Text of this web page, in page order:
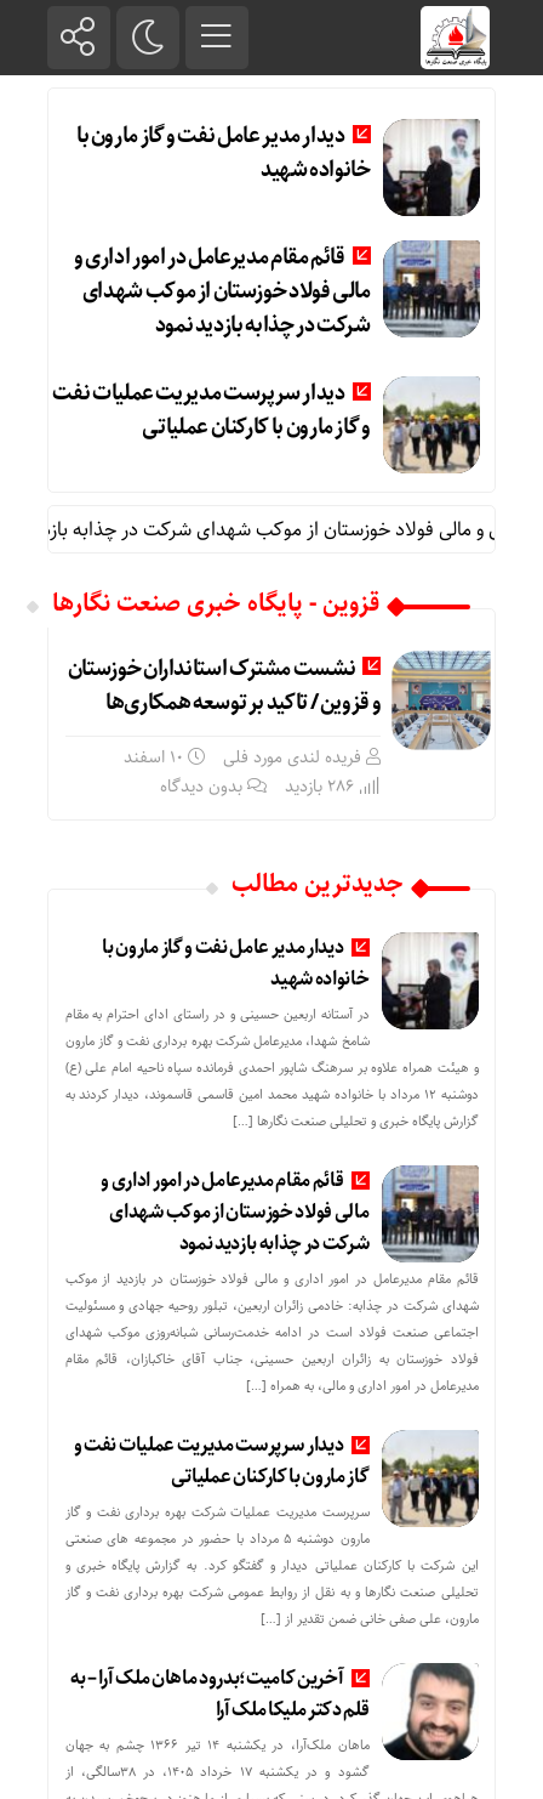
دیدار مدیر عامل نفت و گاز مارون با
خانواده شهید
قائم مقام مدیرعامل در امور اداری و
مالی فولاد خوزستان از موکب شهدای
شرکت در چذابه بازدید نمود
دیدار سرپرست مدیریت عملیات نفت
و گاز مارون با کارکنان عملیاتی
و مالی فولاد خوزستان از موکب شهدای شرکت در چذابه بازدید
قزوین - پایگاه خبری صنعت نگارها
نشست مشترک استانداران خوزستان
و قزوین / تاکید بر توسعه همکاری‌ها
فریده لندی مورد فلی
۱۰ اسفند
بدون دیدگاه
جدیدترین مطالب
دیدار مدیر عامل نفت و گاز مارون با
خانواده شهید
در آستانه اربعین حسینی و در راستای ادای احترام به مقام
شامخ شهدا، مدیرعامل شرکت بهره برداری نفت و گاز مارون
و هیئت همراه علاوه بر سرهنگ شاپور احمدی فرمانده سپاه ناحیه امام علی (ع)
دوشنبه ۱۲ مرداد با خانواده شهید محمد امین قاسمی قاسموند، دیدار کردند به
گزارش پایگاه خبری و تحلیلی صنعت نگارها […]
قائم مقام مدیرعامل در امور اداری و
مالی فولاد خوزستان از موکب شهدای
شرکت در چذابه بازدید نمود
قائم مقام مدیرعامل در امور اداری و مالی فولاد خوزستان در بازدید از موکب
شهدای شرکت در چذابه: خادمی زائران اربعین، تبلور روحیه جهادی و مسئولیت
اجتماعی صنعت فولاد است در ادامه خدمت‌رسانی شبانه‌روزی موکب شهدای
فولاد خوزستان به زائران اربعین حسینی، جناب آقای خاکبازان، قائم مقام
مدیرعامل در امور اداری و مالی، به همراه […]
دیدار سرپرست مدیریت عملیات نفت و
گاز مارون با کارکنان عملیاتی
سرپرست مدیریت عملیات شرکت بهره برداری نفت و گاز
مارون دوشنبه ۵ مرداد با حضور در مجموعه های صنعتی
این شرکت با کارکنان عملیاتی دیدار و گفتگو کرد. به گزارش پایگاه خبری و
تحلیلی صنعت نگارها و به نقل از روابط عمومی شرکت بهره برداری نفت و گاز
مارون، علی صفی خانی ضمن تقدیر از […]
آخرین کامیت؛بدرود ماهان ملک آرا – به
قلم دکتر ملیکا ملک آرا
ماهان ملک‌آرا، در یکشنبه ۱۴ تیر ۱۳۶۶ چشم به جهان
گشود و در یکشنبه ۱۷ خرداد ۱۴۰۵، در ۳۸سالگی، از